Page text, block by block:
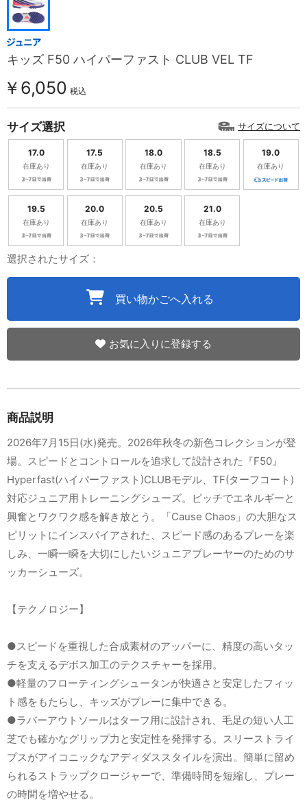
キッズ F50 ハイパーファスト CLUB VEL TF
￥6,050 税込
サイズ選択 サイズについて
17.0
在庫あり
17.5
在庫あり
18.0
在庫あり
18.5
在庫あり
19.0
在庫あり
19.5
在庫あり
20.0
在庫あり
20.5
在庫あり
21.0
在庫あり
選択されたサイズ：
買い物かごへ入れる
お気に入りに登録する
商品説明
2026年7月15日(水)発売。2026年秋冬の新色コレクションが登
場。スピードとコントロールを追求して設計された『F50』
Hyperfast(ハイパーファスト)CLUBモデル、TF(ターフコート)
対応ジュニア用トレーニングシューズ。ピッチでエネルギーと
興奮とワクワク感を解き放とう。「Cause Chaos」の大胆なス
ピリットにインスパイアされた、スピード感のあるプレーを楽
しみ、一瞬一瞬を大切にしたいジュニアプレーヤーのためのサ
ッカーシューズ。
【テクノロジー】
●スピードを重視した合成素材のアッパーに、精度の高いタッ
チを支えるデボス加工のテクスチャーを採用。
●軽量のフローティングシュータンが快適さと安定したフィッ
ト感をもたらし、キッズがプレーに集中できる。
●ラバーアウトソールはターフ用に設計され、毛足の短い人工
芝でも確かなグリップ力と安定性を発揮する。スリーストライ
プスがアイコニックなアディダススタイルを演出。簡単に留め
られるストラップクロージャーで、準備時間を短縮し、プレー
の時間を増やせる。